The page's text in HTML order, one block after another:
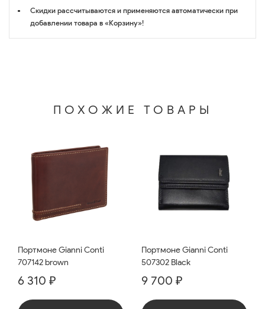
Скидки рассчитываются и применяются автоматически при
добавлении товара в «Корзину»!
ПОХОЖИЕ ТОВАРЫ
Портмоне Gianni Conti
707142 brown
6 310 ₽
Портмоне Gianni Conti
507302 Black
9 700 ₽